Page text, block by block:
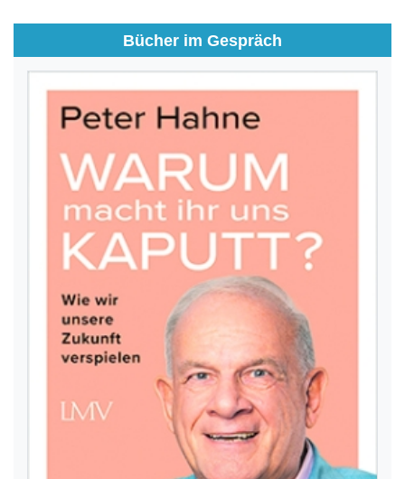
Bücher im Gespräch